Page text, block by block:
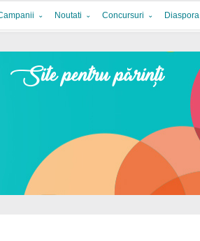
Noutati Concursuri Diaspora